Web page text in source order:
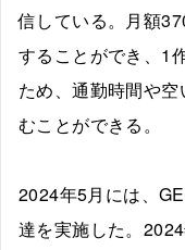
信している。月額
することができ、1
ため、通勤時間や
むことができる。
2024年5月には、
達を実施した。